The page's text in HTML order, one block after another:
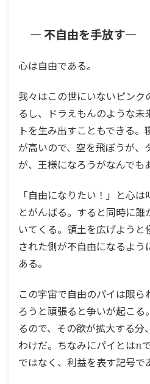
― 不自由を手放す―
心は自由である。
我々はこの世にいないピンク
るし、ドラえもんのような未
トを生み出すこともできる
が高いので、空を飛ぼうが、
が、王様になろうがなんでも
「自由になりたい！」と心
とがんばる。すると同時に
いてくる。領土を広げよう
された側が不自由になるよ
ある。
この宇宙で自由のパイは限
ろうと頑張ると争いが起こ
るので、その欲が拡大する分
わけだ。ちなみにパイとはπ
ではなく、利益を表す記号で